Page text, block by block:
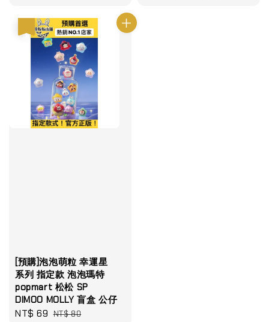
[預購]泡泡萌粒 幸運星
系列 指定款 泡泡瑪特
popmart 松松 SP
DIMOO MOLLY 盲盒 公仔
Sale
NT$ 69 Regular
NT$ 80